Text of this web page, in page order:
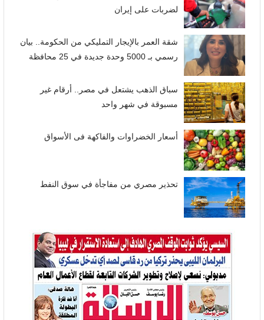
لضربات على إيران
شقة العمر بالإيجار التمليكي من الحكومة.. بيان
رسمي بـ 5000 وحدة جديدة في 25 محافظة
سباق الذهب يشتعل في مصر.. أرقام غير
مسبوقة في شهر واحد
أسعار الخضراوات والفاكهة فى الأسواق
تحذير مصري من مفاجأة في سوق النفط